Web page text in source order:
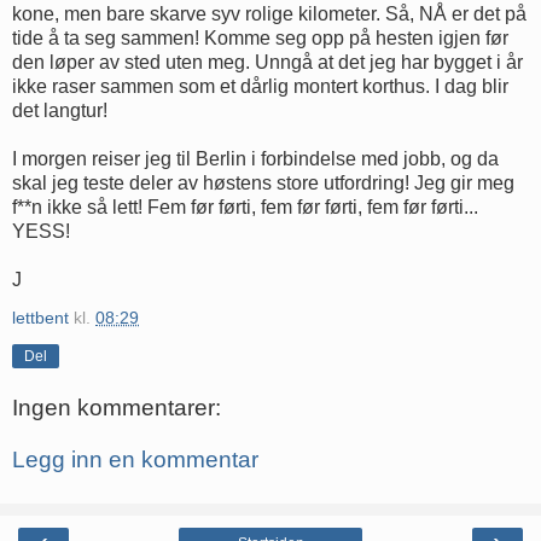
kone, men bare skarve syv rolige kilometer. Så, NÅ er det på
tide å ta seg sammen! Komme seg opp på hesten igjen før
den løper av sted uten meg. Unngå at det jeg har bygget i år
ikke raser sammen som et dårlig montert korthus. I dag blir
det langtur!
I morgen reiser jeg til Berlin i forbindelse med jobb, og da
skal jeg teste deler av høstens store utfordring! Jeg gir meg
f**n ikke så lett! Fem før førti, fem før førti, fem før førti...
YESS!
J
lettbent kl. 08:29
Del
Ingen kommentarer:
Legg inn en kommentar